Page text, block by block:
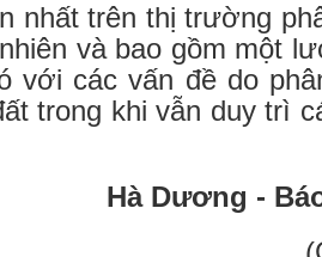
nhất trên thị trường
và bao gồm một
với các vấn đề do
trong khi vẫn duy trì
Hà Dương -